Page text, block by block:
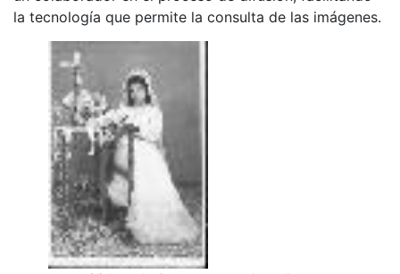
la tecnología que permite la consulta de las imágenes.